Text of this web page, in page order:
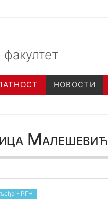
НОВОСТИ
Малешевић
- РГН